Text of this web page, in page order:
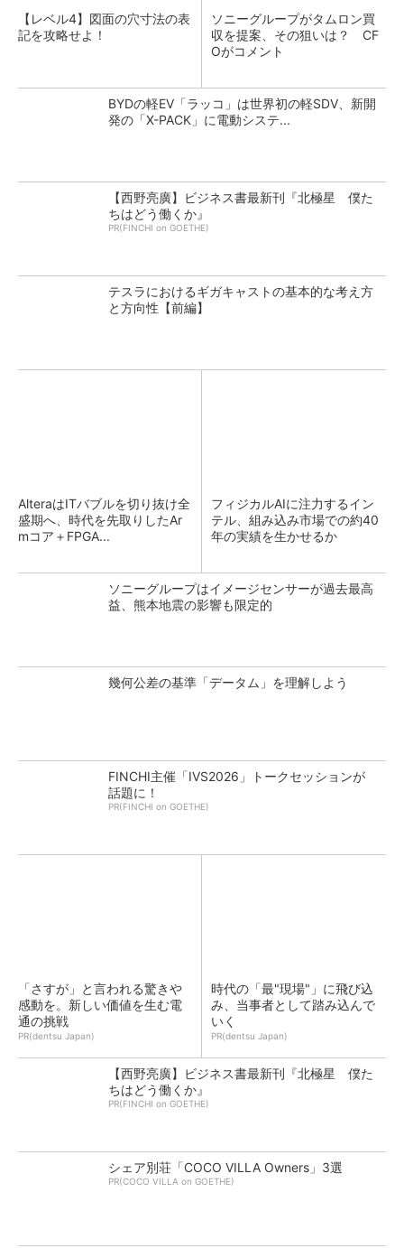
【レベル4】図面の穴寸法の表
記を攻略せよ！
ソニーグループがタムロン買
収を提案、その狙いは？ CF
Oがコメント
BYDの軽EV「ラッコ」は世界初の軽SDV、新開
発の「X-PACK」に電動システ...
【西野亮廣】ビジネス書最新刊『北極星 僕た
ちはどう働くか』
PR(FINCHI on GOETHE)
テスラにおけるギガキャストの基本的な考え方
と方向性【前編】
AlteraはITバブルを切り抜け全
盛期へ、時代を先取りしたAr
mコア＋FPGA...
フィジカルAIに注力するイン
テル、組み込み市場での約40
年の実績を生かせるか
ソニーグループはイメージセンサーが過去最高
益、熊本地震の影響も限定的
幾何公差の基準「データム」を理解しよう
FINCHI主催「IVS2026」トークセッションが
話題に！
PR(FINCHI on GOETHE)
「さすが」と言われる驚きや
感動を。新しい価値を生む電
通の挑戦
PR(dentsu Japan)
時代の「最"現場"」に飛び込
み、当事者として踏み込んで
いく
PR(dentsu Japan)
【西野亮廣】ビジネス書最新刊『北極星 僕た
ちはどう働くか』
PR(FINCHI on GOETHE)
シェア別荘「COCO VILLA Owners」3選
PR(COCO VILLA on GOETHE)